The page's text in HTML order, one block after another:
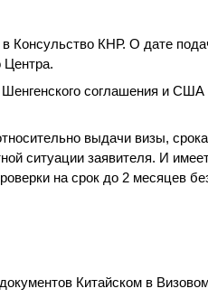
Консульство КНР. О дате
Центра.
соглашения и США
выдачи визы,
ситуации заявителя. И
на срок до 2 месяцев
Китайском в